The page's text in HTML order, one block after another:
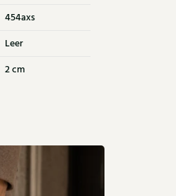
454axs
Leer
2 cm